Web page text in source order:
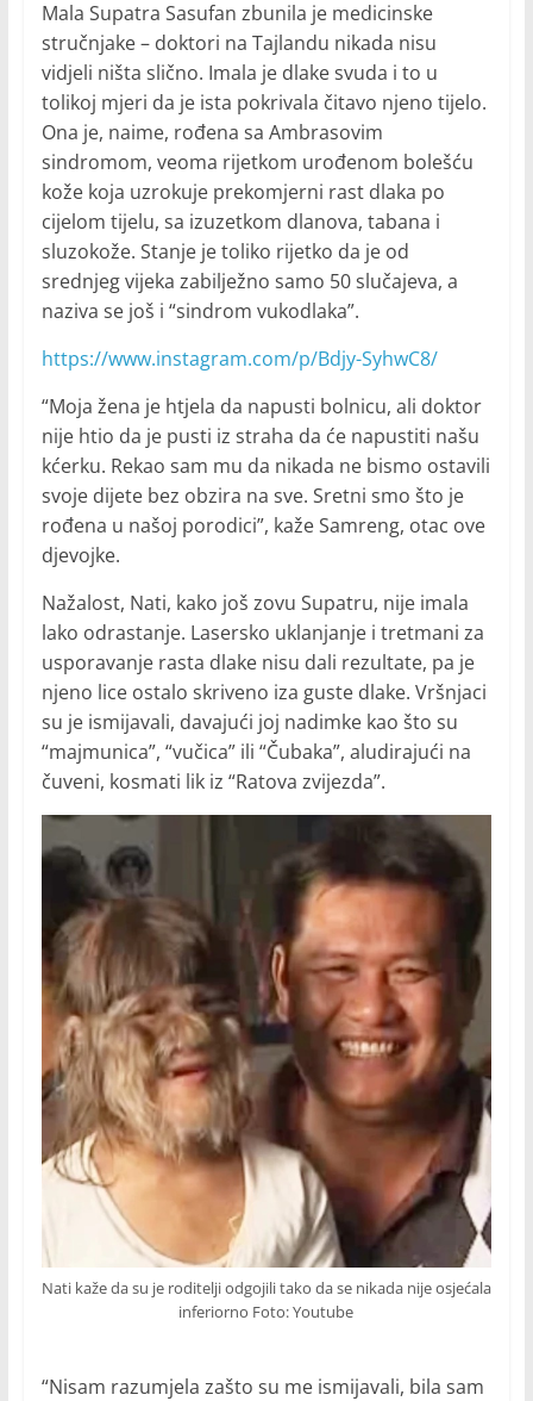
Mala Supatra Sasufan zbunila je medicinske
stručnjake – doktori na Tajlandu nikada nisu
vidjeli ništa slično. Imala je dlake svuda i to u
tolikoj mjeri da je ista pokrivala čitavo njeno tijelo.
Ona je, naime, rođena sa Ambrasovim
sindromom, veoma rijetkom urođenom bolešću
kože koja uzrokuje prekomjerni rast dlaka po
cijelom tijelu, sa izuzetkom dlanova, tabana i
sluzokože. Stanje je toliko rijetko da je od
srednjeg vijeka zabilježno samo 50 slučajeva, a
naziva se još i “sindrom vukodlaka”.
https://www.instagram.com/p/Bdjy-SyhwC8/
“Moja žena je htjela da napusti bolnicu, ali doktor
nije htio da je pusti iz straha da će napustiti našu
kćerku. Rekao sam mu da nikada ne bismo ostavili
svoje dijete bez obzira na sve. Sretni smo što je
rođena u našoj porodici”, kaže Samreng, otac ove
djevojke.
Nažalost, Nati, kako još zovu Supatru, nije imala
lako odrastanje. Lasersko uklanjanje i tretmani za
usporavanje rasta dlake nisu dali rezultate, pa je
njeno lice ostalo skriveno iza guste dlake. Vršnjaci
su je ismijavali, davajući joj nadimke kao što su
“majmunica”, “vučica” ili “Čubaka”, aludirajući na
čuveni, kosmati lik iz “Ratova zvijezda”.
Nati kaže da su je roditelji odgojili tako da se nikada nije osjećala
inferiorno Foto: Youtube
“Nisam razumjela zašto su me ismijavali, bila sam